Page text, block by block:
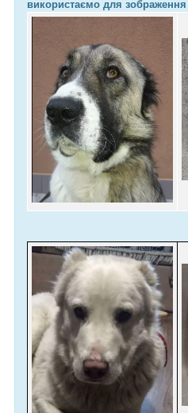
використаємо для зображення